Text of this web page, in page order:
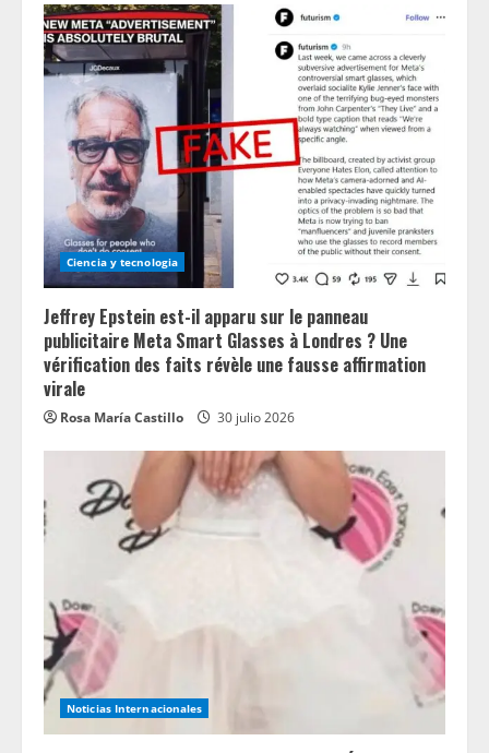
Ciencia y tecnologia
Jeffrey Epstein est-il apparu sur le panneau
publicitaire Meta Smart Glasses à Londres ? Une
vérification des faits révèle une fausse affirmation
virale
Rosa María Castillo 30 julio 2026
Noticias Internacionales